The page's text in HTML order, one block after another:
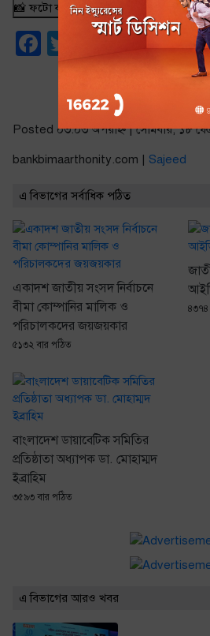
📸 ফটো কার্ড
Facebook
Twitter
EmailShare
Posted ০৩:০৩ অপরাহ্ণ | সোমবার, ১৮
bankbimaarthonity.com | Sajeed
এ বিভাগের সর্বাধিক পঠিত
একাদশ জাতীয় সংসদ নির্বাচনে
বীমা কোম্পানির মালিক ও
পরিচালকদের জয়জয়কার
৫১৩২ বার পঠিত
৪৩৭৪
বাংলাদেশ ডায়াবেটিক সমিতির
প্রতিষ্ঠাতা অধ্যাপক ডা. মোহাম্মদ
ইব্রাহিম
৩৫৯৩ বার পঠিত
এ বিভাগের আরও খবর